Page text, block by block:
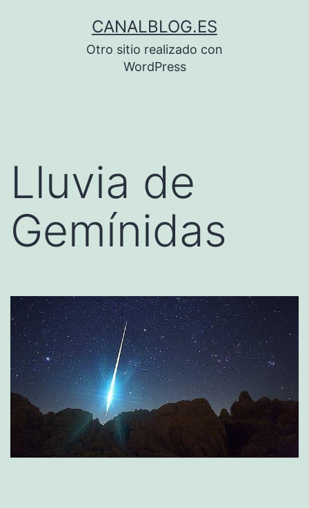
CANALBLOG.ES
Otro sitio realizado con
WordPress
Lluvia de
Gemínidas